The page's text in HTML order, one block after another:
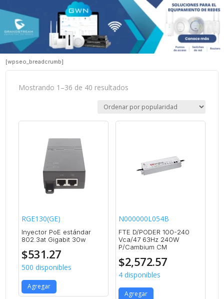
[wpseo_breadcrumb]
Mostrando 1–36 de 40 resultados
popularity
RGE130(GE)
Inyector PoE estándar
802.3at Gigabit 30w
$531.27
500 disponibles
Agregar
N000000L054B
FTE D/PODER 100-240
Vca/47 63Hz 240W
P/Cambium CM
$2,572.57
4 disponibles
Agregar